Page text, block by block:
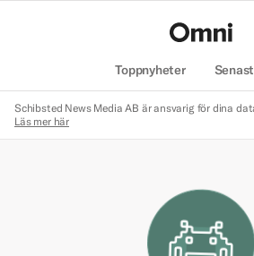
Toppnyheter
Schibsted News Media AB är ansvarig för dina
Läs mer här